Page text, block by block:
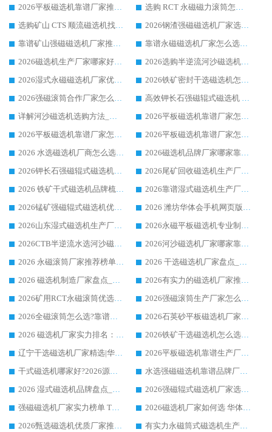
2026平板磁选机靠谱厂家推荐_ 华体会手机网页版-华体会(中国) 凭借良好口碑获得众多客户认可
选购 RCT 永磁磁力滚筒怎么选?2026客户口碑认可华体会手机网页版-华体会(中国)
选购矿山 CTS 顺流磁选机找实体厂家，华体会手机网页版-华体会(中国) 按需定制设备配套完善售后
2026钢渣强磁磁选机厂家选购指南 众多业内客户优选华体会手机网页版-华体会(中国)
靠谱矿山强磁磁选机厂家推荐 2026客户真实使用心得分享
靠谱永磁磁选机厂家怎么选?福建客户真实体验分享华体会手机网页版-华体会(中国) 品牌
2026磁选机生产厂家哪家好?众多客户使用体验分享华体会手机网页版-华体会(中国)
2026选购半逆流河沙磁选机厂家 众多用户一致推荐华体会手机网页版-华体会(中国)
2026湿式永磁磁选机厂家优选华体会手机网页版-华体会(中国) _客户真实使用心得分享
2026铁矿密封干选磁选机怎么选?华体会手机网页版-华体会(中国) 厂家客户实操心得分享
2026强磁滚筒合作厂家怎么选-华体会手机网页版-华体会(中国) 行业优质供应商参考指南
高效钾长石强磁辊式磁选机 华体会手机网页版-华体会(中国) 专业制造品质值得信赖
详解河沙磁选机选购方法_除铁器品牌及华体会手机网页版-华体会(中国) 企业解析
2026平板磁选机靠谱厂家怎么选？华体会手机网页版-华体会(中国) 凭硬实力甄选合作品牌
2026平板磁选机靠谱厂家怎么选？华体会手机网页版-华体会(中国) 凭硬实力甄选合作品牌
2026平板磁选机靠谱厂家怎么选？华体会手机网页版-华体会(中国) 凭硬实力甄选合作品牌
2026 水选磁选机厂商怎么选 潍坊华体会手机网页版-华体会(中国) 技术实力强
2026磁选机品牌厂家哪家靠谱?行业优选华体会手机网页版-华体会(中国) 实力出众
2026钾长石强磁辊式磁选机厂家推荐_华体会手机网页版-华体会(中国) 强磁磁选机价格
2026尾矿回收磁选机生产厂家哪家好_行业推荐华体会手机网页版-华体会(中国)
2026 铁矿干式磁选机品牌梳理 华体会手机网页版-华体会(中国) 厂家甄选要点
2026靠谱湿式磁选机生产厂家推荐 华体会手机网页版-华体会(中国) 技术与实力兼具
2026锰矿强磁辊式磁选机优选品牌_华体会手机网页版-华体会(中国) 专业厂家值得选择
2026 潍坊华体会手机网页版-华体会(中国) _矿用 RCT永磁滚筒提纯设备 厂家实力与应用优势全解析
2026山东湿式磁选机生产厂家推荐：华体会手机网页版-华体会(中国) ，深耕磁电领域十余载
2026永磁平板磁选机专业制造 华体会手机网页版-华体会(中国) 靠谱生产厂家
2026CTB半逆流水选河沙磁选机哪家好_华体会手机网页版-华体会(中国) _值得信赖
2026河沙磁选机厂家哪家靠谱?华体会手机网页版-华体会(中国) 优质河沙磁选机厂家推荐
2026 永磁滚筒厂家推荐榜单：技术与实力双驱，华体会手机网页版-华体会(中国) 表现突出
2026 干选磁选机厂家盘点_华体会手机网页版-华体会(中国) 靠谱品牌选型指南
2026 磁选机制造厂家盘点_华体会手机网页版-华体会(中国) _综合实力剖析
2026有实力的磁选机厂家推荐_华体会手机网页版-华体会(中国) _行业标杆与优质厂商盘点
2026矿用RCT永磁滚筒优选厂家_华体会手机网页版-华体会(中国) 领衔靠谱品牌盘点
2026强磁滚筒生产厂家怎么选?行业口碑推荐华体会手机网页版-华体会(中国)
2026全磁滚筒怎么选?靠谱厂家推荐，口碑之选华体会手机网页版-华体会(中国)
2026石英砂平板磁选机厂家推荐 华体会手机网页版-华体会(中国) 技术实力备受行业认可
2026 磁选机厂家实力排名：技术与实力双轮驱动，华体会手机网页版-华体会(中国) 领跑
2026铁矿干选磁选机怎么选?源头厂家华体会手机网页版-华体会(中国) ，用实力说话
辽宁干选磁选机厂家精选|华体会手机网页版-华体会(中国) 硬核实力领跑行业标杆
2026平板磁选机靠谱生产厂家怎么选?行业标杆华体会手机网页版-华体会(中国) ，凭硬实力脱颖而出
干式磁选机哪家好?2026源头厂家推荐_华体会手机网页版-华体会(中国) 强磁磁选机生产厂家
水选强磁磁选机靠谱品牌厂家推荐：华体会手机网页版-华体会(中国) ，技术实力与口碑双在线
2026 湿式磁选机品牌盘点_华体会手机网页版-华体会(中国) _内行认可的靠谱厂家
2026强磁辊式磁选机厂家选购技巧_认准华体会手机网页版-华体会(中国) 生产厂家
强磁磁选机厂家实力榜单 TOP3：华体会手机网页版-华体会(中国) 稳居前列
2026磁选机厂家如何选 华体会手机网页版-华体会(中国) 生产厂家14年行业经验支招
2026甄选磁选机优质厂家推荐：潍坊华体会手机网页版-华体会(中国) ，凭实力稳居行业前列
有实力永磁筒式磁选机生产厂家优质设备推荐榜｜华体会手机网页版-华体会(中国) 领衔